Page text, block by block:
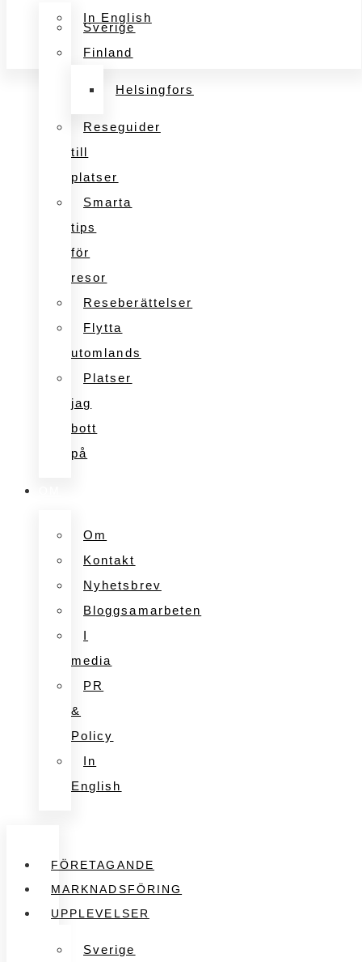
In English
Sverige
Finland
Helsingfors
Reseguider
till
platser
Smarta
tips
för
resor
Reseberättelser
Flytta
utomlands
Platser
jag
bott
på
Om
Kontakt
Nyhetsbrev
Bloggsamarbeten
I
media
PR
&
Policy
In
English
FÖRETAGANDE
MARKNADSFÖRING
UPPLEVELSER
Sverige